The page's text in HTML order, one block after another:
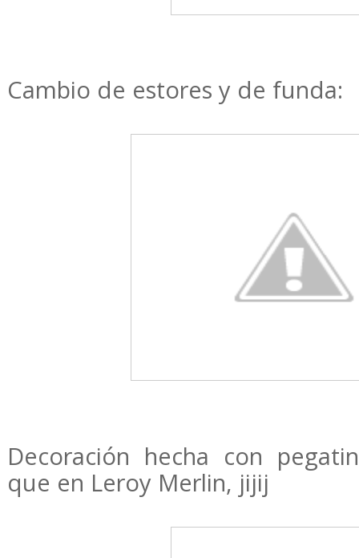
Cambio de estores y de funda:
Decoración hecha con
que en Leroy Merlin, jijij